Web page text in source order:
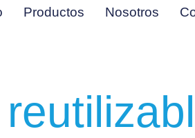
Productos Nosotros